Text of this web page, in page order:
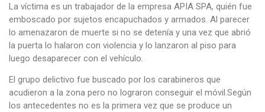
La víctima es un trabajador de la empresa APIA SPA, quién fue
emboscado por sujetos encapuchados y armados. Al parecer
lo amenazaron de muerte si no se detenía y una vez que abrió
la puerta lo halaron con violencia y lo lanzaron al piso para
luego desaparecer con el vehículo.
El grupo delictivo fue buscado por los carabineros que
acudieron a la zona pero no lograron conseguir el móvil.Según
los antecedentes no es la primera vez que se produce un